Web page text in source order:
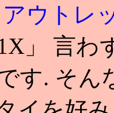
ウトレ
」 言
す. そん